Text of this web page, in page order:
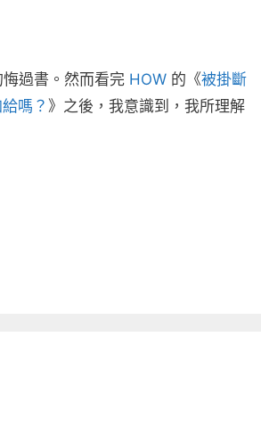
悔過書。然而看完 HOW 的《被掛斷
嗎？ 》之後，我意識到，我所理解